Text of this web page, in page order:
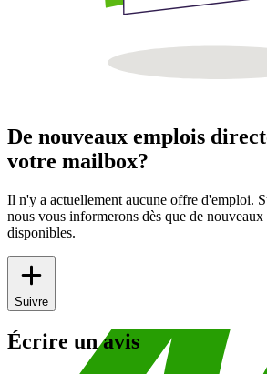
De nouveaux emplois
votre mailbox?
Il n'y a actuellement aucune offre d'emploi.
nous vous informerons dès que de
disponibles.
Suivre
Écrire un avis